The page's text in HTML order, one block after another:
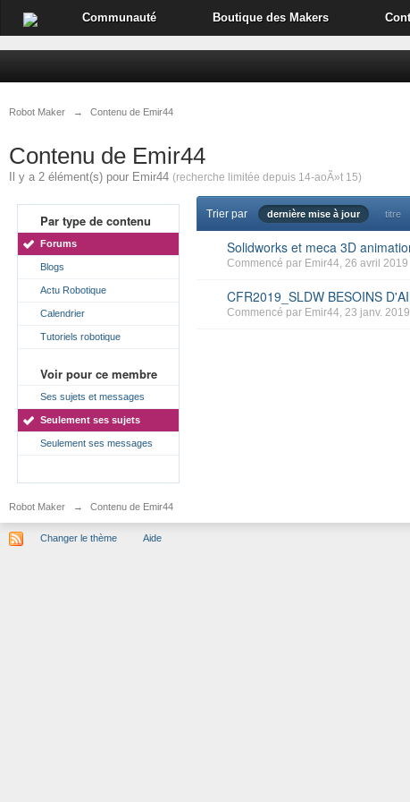
Communauté Boutique des Makers
Robot Maker → Contenu de Emir44
Contenu de Emir44
Il y a 2 élément(s) pour Emir44 (recherche limitée depuis 14-aoÃ»t 15)
Par type de contenu
Forums
Blogs
Actu Robotique
Calendrier
Tutoriels robotique
Voir pour ce membre
Ses sujets et messages
Seulement ses sujets
Seulement ses messages
Trier par dernière mise à jour titre
Solidworks et meca 3D
Commencé par Emir44, 26 avril 2019
CFR2019_SLDW BESOINS
Commencé par Emir44, 23 janv. 2019
Robot Maker → Contenu de Emir44
Changer le thème Aide